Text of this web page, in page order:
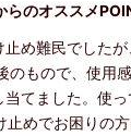
らのオススメ
止め難民でした
のもので、使用
当てました。使
止めでお困りの